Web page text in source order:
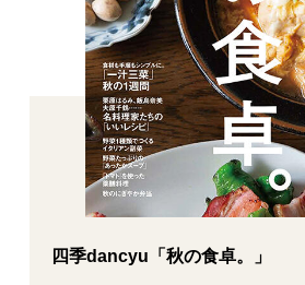
四季dancyu「秋の食卓。」